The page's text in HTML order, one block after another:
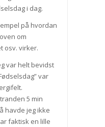
i dag.
på hvordan
om
osv. virker.
var helt bevidst
var
5 min
havde jeg ikke
faktisk en lille